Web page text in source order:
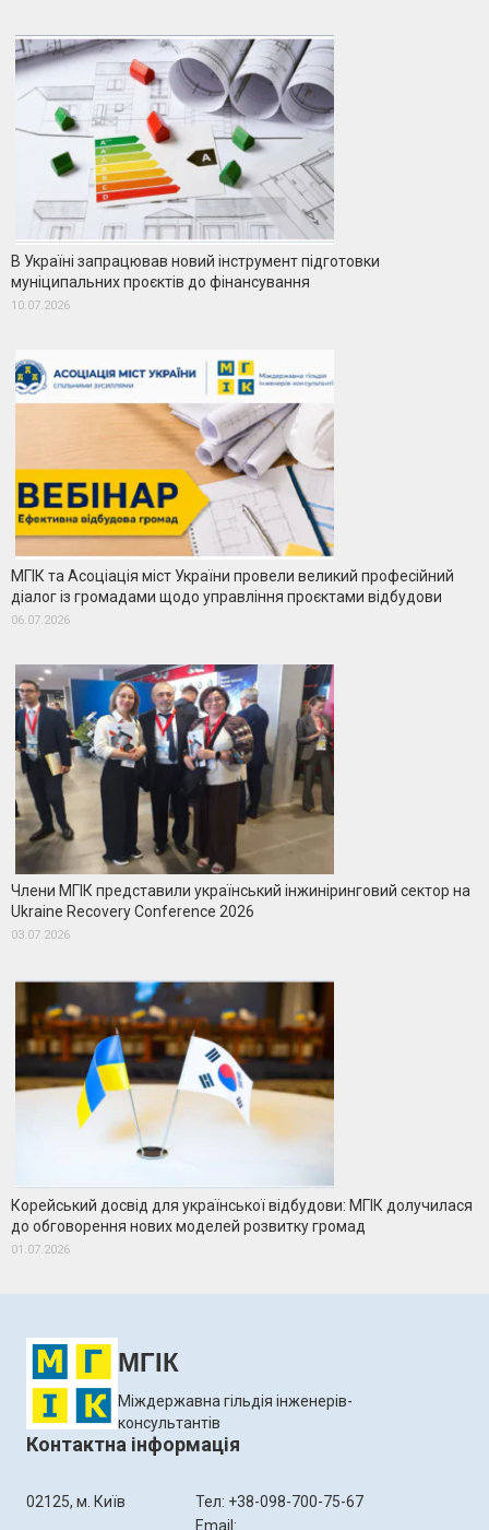
В Україні запрацював новий інструмент підготовки
муніципальних проєктів до фінансування
10.07.2026
МГІК та Асоціація міст України провели великий професійний
діалог із громадами щодо управління проєктами відбудови
06.07.2026
Члени МГІК представили український інжиніринговий сектор на
Ukraine Recovery Conference 2026
03.07.2026
Корейський досвід для української відбудови: МГІК долучилася
до обговорення нових моделей розвитку громад
01.07.2026
МГІК
Міждержавна гільдія інженерів-
консультантів
Контактна інформація
02125, м. Київ
Тел: +38-098-700-75-67
Email: